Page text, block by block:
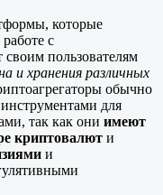
которые
с
пользователям
и хранения различных
обычно
для
так как они имеют
криптовалют и
и